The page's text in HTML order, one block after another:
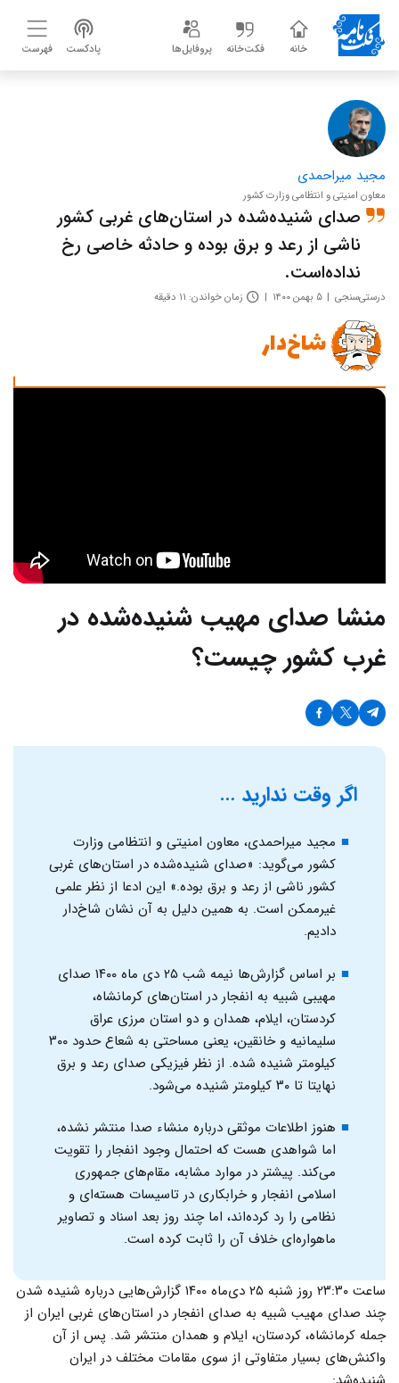
خانه فکت‌خانه پروفایل‌ها پادکست فهرست
مجید میراحمدی
معاون امنیتی و انتظامی وزارت کشور
صدای شنیده‌شده در استان‌های غربی کشور
ناشی از رعد و برق بوده و حادثه خاصی رخ
نداده‌است.
درستی‌سنجی ۵ بهمن ۱۴۰۰ زمان خواندن: ۱۱ دقیقه
شاخ‌دار
منشا صدای مهیب شنیده‌شده در
غرب کشور چیست؟
اگر وقت ندارید …
مجید میراحمدی، معاون امنیتی و انتظامی وزارت
کشور می‌گوید: «صدای شنیده‌شده در استان‌های غربی
کشور ناشی از رعد و برق بوده.» این ادعا از نظر علمی
غیرممکن است. به همین دلیل به آن نشان شاخ‌دار
دادیم.
بر اساس گزارش‌ها نیمه شب ۲۵ دی ماه ۱۴۰۰ صدای
مهیبی شبیه به انفجار در استان‌های کرمانشاه،
کردستان، ایلام، همدان و دو استان مرزی عراق
سلیمانیه و خانقین، یعنی مساحتی به شعاع حدود ۳۰۰
کیلومتر شنیده شده. از نظر فیزیکی صدای رعد و برق
نهایتا تا ۳۰ کیلومتر شنیده می‌شود.
هنوز اطلاعات موثقی درباره منشاء صدا منتشر نشده،
اما شواهدی هست که احتمال وجود انفجار را تقویت
می‌کند. پیشتر در موارد مشابه، مقام‌های جمهوری
اسلامی انفجار و خرابکاری در تاسیسات هسته‌ای و
نظامی را رد کرده‌اند، اما چند روز بعد اسناد و تصاویر
ماهواره‌ای خلاف آن را ثابت کرده است.
ساعت ۲۳:۳۰ روز شنبه ۲۵ دی‌ماه ۱۴۰۰ گزارش‌هایی درباره شنیده شدن
چند صدای مهیب شبیه به صدای انفجار در استان‌های غربی ایران از
جمله کرمانشاه، کردستان، ایلام و همدان منتشر شد. پس از آن
واکنش‌های بسیار متفاوتی از سوی مقامات مختلف در ایران